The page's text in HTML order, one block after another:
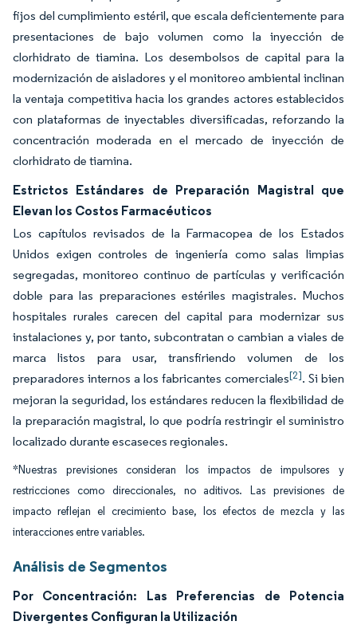
fijos del cumplimiento estéril, que escala deficientemente para
presentaciones de bajo volumen como la inyección de
clorhidrato de tiamina. Los desembolsos de capital para la
modernización de aisladores y el monitoreo ambiental inclinan
la ventaja competitiva hacia los grandes actores establecidos
con plataformas de inyectables diversificadas, reforzando la
concentración moderada en el mercado de inyección de
clorhidrato de tiamina.
Estrictos Estándares de Preparación Magistral que
Elevan los Costos Farmacéuticos
Los capítulos revisados de la Farmacopea de los Estados
Unidos exigen controles de ingeniería como salas limpias
segregadas, monitoreo continuo de partículas y verificación
doble para las preparaciones estériles magistrales. Muchos
hospitales rurales carecen del capital para modernizar sus
instalaciones y, por tanto, subcontratan o cambian a viales de
marca listos para usar, transfiriendo volumen de los
preparadores internos a los fabricantes comerciales[2]. Si bien
mejoran la seguridad, los estándares reducen la flexibilidad de
la preparación magistral, lo que podría restringir el suministro
localizado durante escaseces regionales.
*Nuestras previsiones consideran los impactos de impulsores y
restricciones como direccionales, no aditivos. Las previsiones de
impacto reflejan el crecimiento base, los efectos de mezcla y las
interacciones entre variables.
Análisis de Segmentos
Por Concentración: Las Preferencias de Potencia
Divergentes Configuran la Utilización